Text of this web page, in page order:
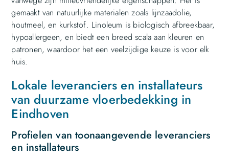
gemaakt van natuurlijke materialen zoals lijnzaadolie,
houtmeel, en kurkstof. Linoleum is biologisch afbreekbaar,
hypoallergeen, en biedt een breed scala aan kleuren en
patronen, waardoor het een veelzijdige keuze is voor elk
huis.
Lokale leveranciers en installateurs
van duurzame vloerbedekking in
Eindhoven
Profielen van toonaangevende leveranciers
en installateurs